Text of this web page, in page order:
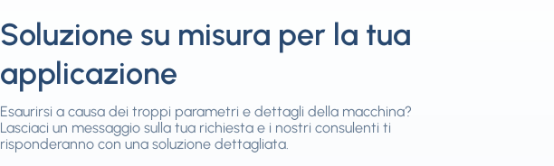
Soluzione su misura per la tua
applicazione
Esaurirsi a causa dei troppi parametri e dettagli della macchina?
Lasciaci un messaggio sulla tua richiesta e i nostri consulenti ti
risponderanno con una soluzione dettagliata.